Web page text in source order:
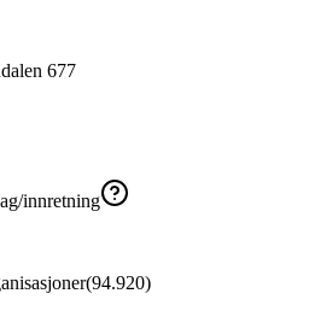
677
innretning
(94.920)